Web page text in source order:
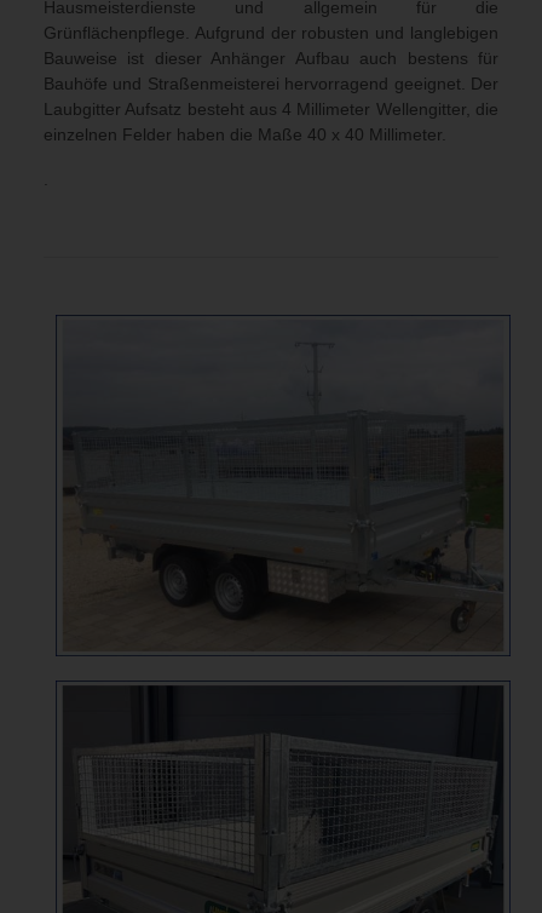
Hausmeisterdienste und allgemein für die
Grünflächenpflege. Aufgrund der robusten und langlebigen
Bauweise ist dieser Anhänger Aufbau auch bestens für
Bauhöfe und Straßenmeisterei hervorragend geeignet. Der
Laubgitter Aufsatz besteht aus 4 Millimeter Wellengitter, die
einzelnen Felder haben die Maße 40 x 40 Millimeter.